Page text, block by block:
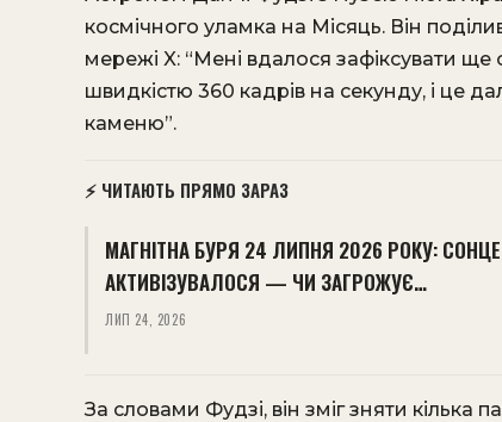
космічного уламка на Місяць. Він
мережі X: “Мені вдалося зафіксувати ще
швидкістю 360 кадрів на секунду, і це
каменю”.
⚡ ЧИТАЮТЬ ПРЯМО ЗАРАЗ
МАГНІТНА БУРЯ 24 ЛИПНЯ 2026 РОКУ: СОНЦЕ
АКТИВІЗУВАЛОСЯ — ЧИ ЗАГРОЖУЄ…
ЛИП 24, 2026
За словами Фудзі, він зміг зняти кілька